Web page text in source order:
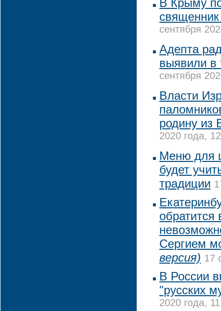
В Крыму
сентября
Адепта
выявили в
сентября
Власти
родину из
2020 года,
Меню для
будет
традиции
обратится
Сергием
версия) 17
В России
"русских
2020 года,